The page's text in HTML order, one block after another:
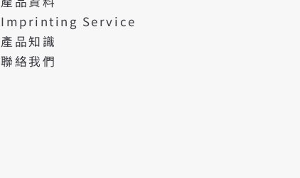
Imprinting Service
產品知識
聯絡我們